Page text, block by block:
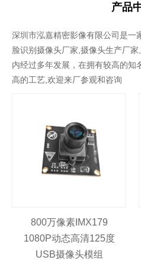
产品
深圳市泓嘉精密影像有限公司是一
脸识别摄像头厂家,摄像头生产厂
内经过多年发展，在拥有较高的知
高的工艺,欢迎来厂参观和咨询
800万像素IMX179
1080P动态高清125度
USB摄像头模组